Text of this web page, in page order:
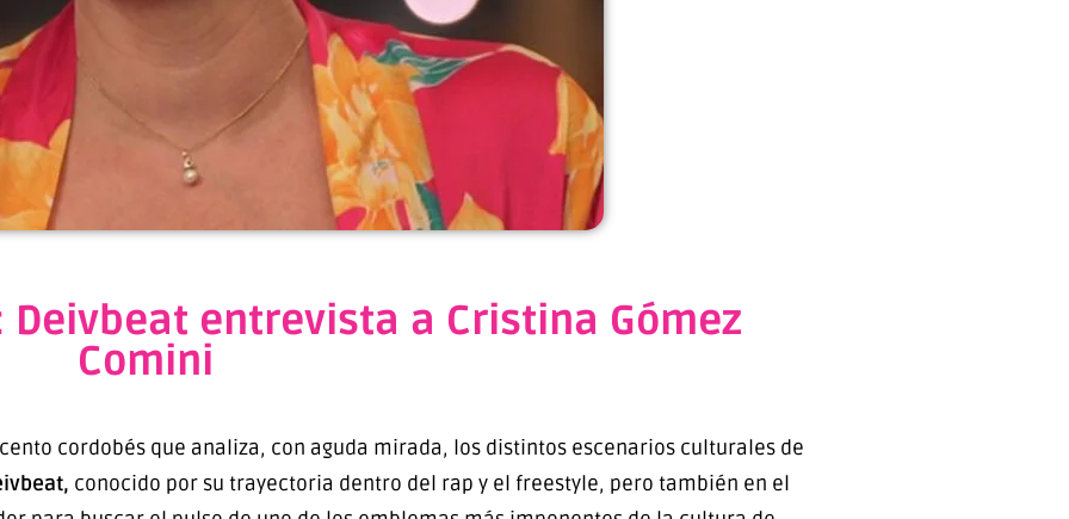
entrevista a Cristina Gómez
Comini
cordobés que analiza, con aguda mirada, los distintos escenarios culturales de
conocido por su trayectoria dentro del rap y el freestyle, pero también en el